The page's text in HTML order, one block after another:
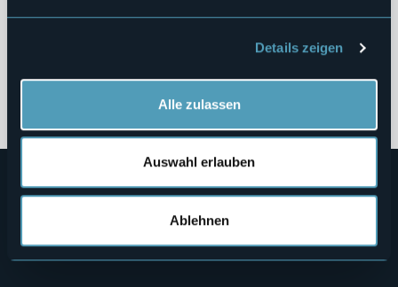
Details zeigen
Alle zulassen
Auswahl erlauben
Ablehnen
Contributi Enti Pubblici ex L. 124/2017